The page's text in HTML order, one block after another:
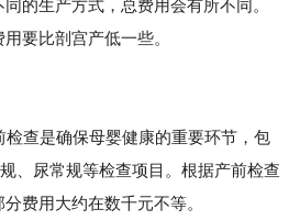
的生产方式，总费用会有所不同。
要比剖宫产低一些。
检查是确保母婴健康的重要环节，包
、尿常规等检查项目。根据产前检查
费用大约在数千元不等。